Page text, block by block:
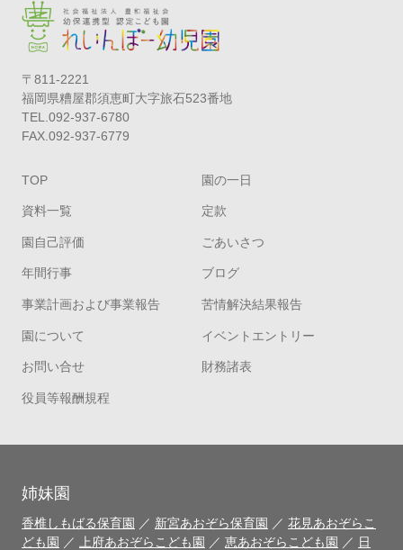
〒811-2221
福岡県糟屋郡須恵町大字旅石523番地
TEL.092-937-6780
FAX.092-937-6779
TOP 園の一日
資料一覧 定款
園自己評価 ごあいさつ
年間行事 ブログ
事業計画および事業報告 苦情解決結果報告
園について イベントエントリー
お問い合せ 財務諸表
役員等報酬規程
姉妹園
香椎しもばる保育園 ／ 新宮あおぞら保育園 ／ 花見あおぞらこ
ども園 ／ 上府あおぞらこども園 ／ 恵あおぞらこども園 ／ 日